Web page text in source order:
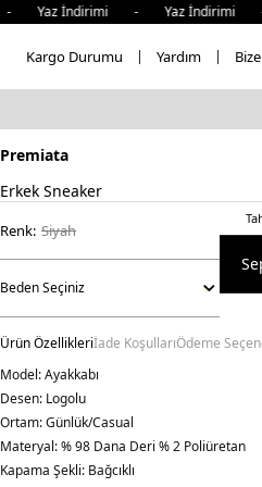
İndirimi - Yaz
Kargo Durumu Yardım
Premiata
Erkek Sneaker
Renk: si̇yah
Ürün Özellikleriİade KoşullarıÖdeme
Model:Ayakkabı
Desen: Logolu
Ortam:Günlük/Casual
Materyal:% 98 Dana Deri % 2 Poliüretan
Kapama Şekli: Bağcıklı